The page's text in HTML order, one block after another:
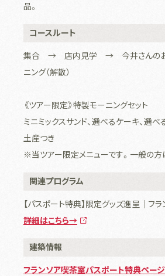
品。
コースルート
集合 → 店内見学 → 今井さんの
ニング（解散）
《ツアー限定》特製モーニングセット
ミニミックスサンド、選べるケーキ、選べ
土産つき
※当ツアー限定メニューです。一般の方
関連プログラム
【パスポート特典】限定グッズ進呈│フ
詳細はこちら→
建築情報
フランソア喫茶室パスポート特典ページ